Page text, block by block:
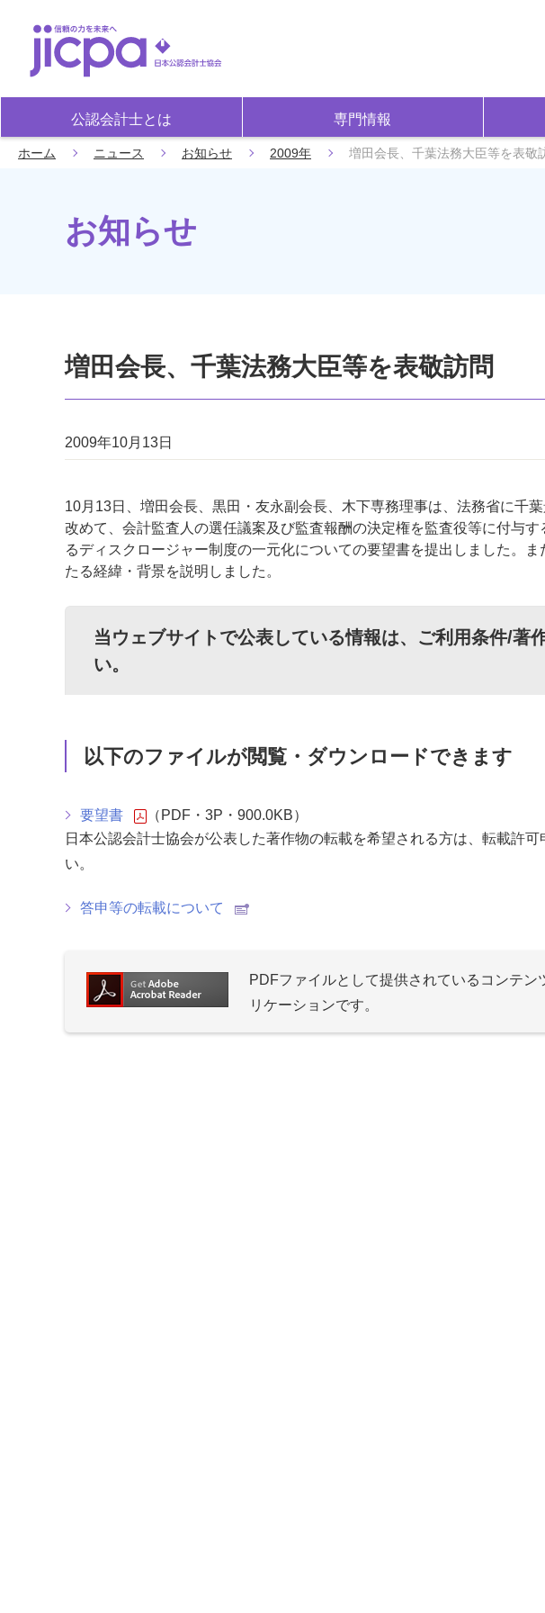
公認会計士とは 専門情報
ホーム ニュース お知らせ 2009年 増田会長、千葉法務大臣等を表敬
お知らせ
増田会長、千葉法務大臣等を表敬訪問
2009年10月13日
10月13日、増田会長、黒田・友永副会長、木下専務理事は、法務省に千
改めて、会計監査人の選任議案及び監査報酬の決定権を監査役等に付与
るディスクロージャー制度の一元化についての要望書を提出しました。
たる経緯・背景を説明しました。
当ウェブサイトで公表している情報は、 ご利用条件/著
い。
以下のファイルが閲覧・ダウンロードできます
要望書
（PDF・3P・900.0KB）
日本公認会計士協会が公表した著作物の転載を希望される方は、転載許
い。
答申等の転載について
PDFファイルとして提供されているコンテ
リケーションです。